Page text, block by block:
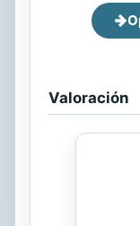
Valoración